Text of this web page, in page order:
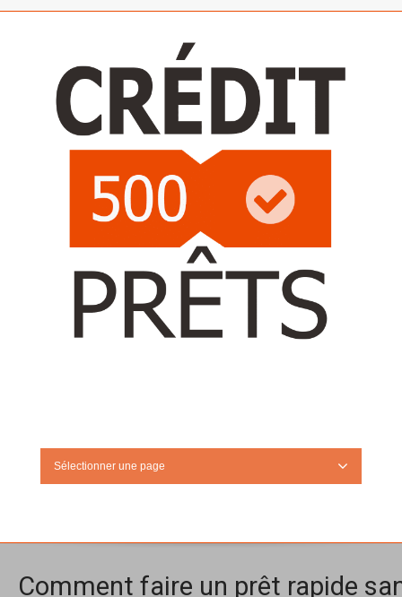
Sélectionner une page
Comment faire un prêt rapide